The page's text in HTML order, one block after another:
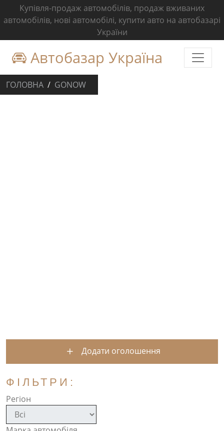
Купівля-продаж автомобілів, продаж вживаних
автомобілів, нові автомобілі, купити авто на автобазарі
України
Автобазар Україна
ГОЛОВНА GONOW
Додати оголошення
ФІЛЬТРИ:
Регіон